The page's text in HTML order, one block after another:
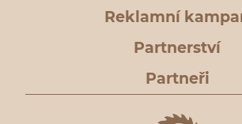
Reklamní
Partnerství
Partneři